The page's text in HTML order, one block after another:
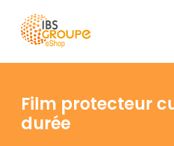
Film protecteur
durée